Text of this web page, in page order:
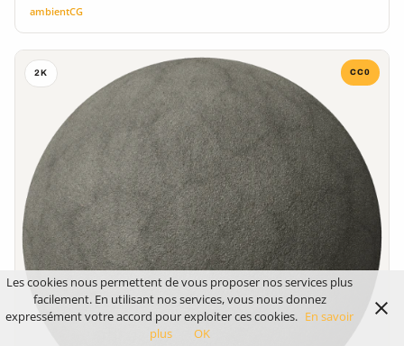
ambientCG
2K CC0
Les cookies nous permettent de vous proposer nos services plus
facilement. En utilisant nos services, vous nous donnez
expressément votre accord pour exploiter ces cookies. En savoir
plus
OK